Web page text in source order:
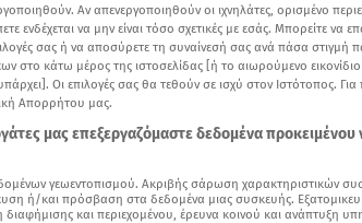
Αν απενεργοποιηθούν οι ιχνηλάτες, ορισμένο
ενδέχεται να μην είναι τόσο σχετικές με εσάς. Μπορείτε να
σας ή να αποσύρετε τη συναίνεσή σας ανά πάσα στιγμή
στο κάτω μέρος της ιστοσελίδας [ή το αιωρούμενο
Οι επιλογές σας θα τεθούν σε ισχύ στον Ιστότοπος. Για
Απορρήτου μας.
μας επεξεργαζόμαστε δεδομένα
γεωεντοπισμού. Ακριβής σάρωση χαρακτηριστικών
ή/και πρόσβαση στα δεδομένα μιας συσκευής.
διαφήμισης και περιεχομένου, έρευνα κοινού και ανάπτυξη